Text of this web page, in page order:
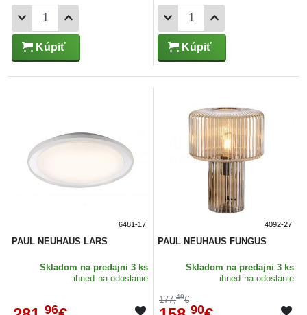
Kúpiť Kúpiť
6481-17
PAUL NEUHAUS LARS
Skladom na predajni 3 ks
ihneď na odoslanie
96
4092-27
PAUL NEUHAUS FUNGUS
Skladom na predajni 3 ks
ihneď na odoslanie
177,49€
90